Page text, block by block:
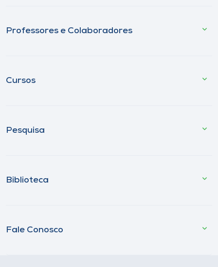
Professores e Colaboradores
Cursos
Pesquisa
Biblioteca
Fale Conosco